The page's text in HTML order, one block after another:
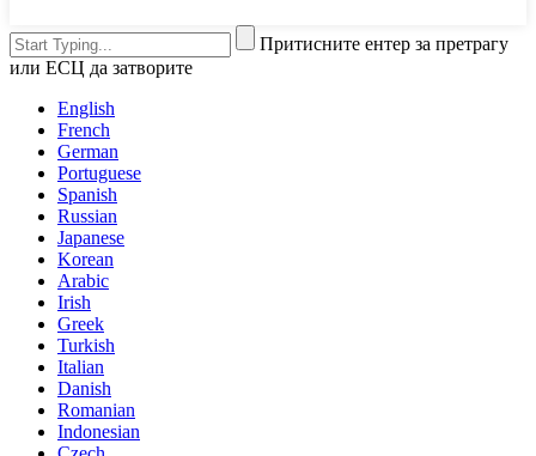
Притисните ентер за претрагу
или ЕСЦ да затворите
English
French
German
Portuguese
Spanish
Russian
Japanese
Korean
Arabic
Irish
Greek
Turkish
Italian
Danish
Romanian
Indonesian